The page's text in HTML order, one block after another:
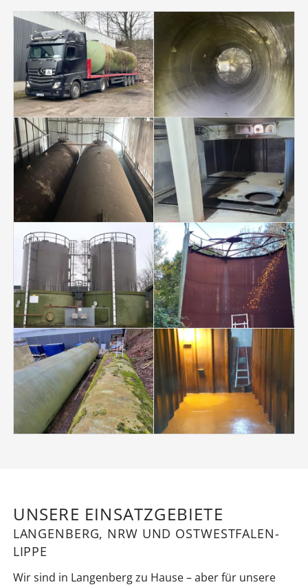
UNSERE EINSATZGEBIETE
LANGENBERG, NRW UND OSTWESTFALEN-
LIPPE
Wir sind in Langenberg zu Hause – aber für unsere